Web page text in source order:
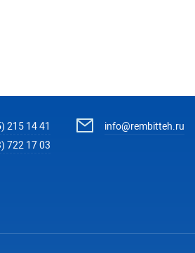
215 14 41
722 17 03
info@rembitteh.ru